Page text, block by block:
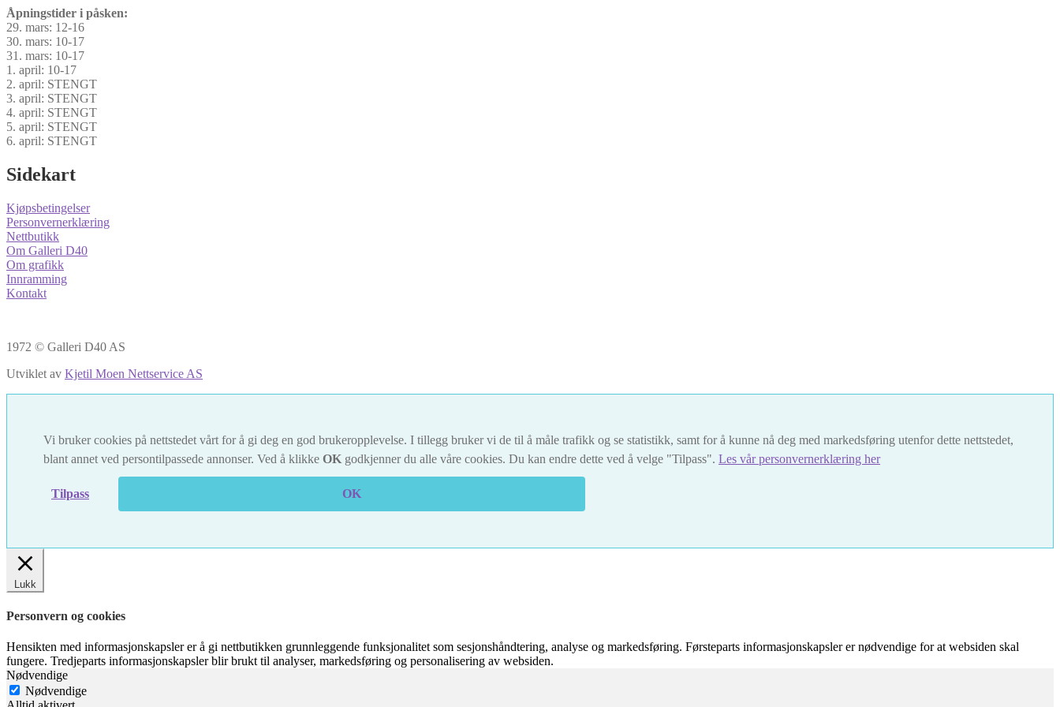
Åpningstider i påsken:
29. mars: 12-16
30. mars: 10-17
31. mars: 10-17
1. april: 10-17
2. april: STENGT
3. april: STENGT
4. april: STENGT
5. april: STENGT
6. april: STENGT
Sidekart
Kjøpsbetingelser
Personvernerklæring
Nettbutikk
Om Galleri D40
Om grafikk
Innramming
Kontakt
1972 © Galleri D40 AS
Utviklet av Kjetil Moen Nettservice AS
Vi bruker cookies på nettstedet vårt for å gi deg en god brukeropplevelse. I tillegg bruker vi de til å måle trafikk og se statistikk, samt for å kunne nå deg med markedsføring utenfor dette nettstedet,
blant annet ved persontilpassede annonser. Ved å klikke OK godkjenner du alle våre cookies. Du kan endre dette ved å velge "Tilpass". Les vår personvernerklæring her
Tilpass OK
Lukk
Personvern og cookies
Hensikten med informasjonskapsler er å gi nettbutikken grunnleggende funksjonalitet som sesjonshåndtering, analyse og markedsføring. Førsteparts informasjonskapsler er nødvendige for at websiden skal
fungere. Tredjeparts informasjonskapsler blir brukt til analyser, markedsføring og personalisering av websiden.
Nødvendige
Nødvendige